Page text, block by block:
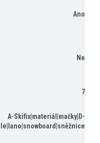
Ano
Ne
7
A-Skifix|materiál|mačky|D-